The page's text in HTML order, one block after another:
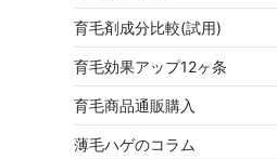
育毛剤成分比較(試用)
育毛効果アップ12ヶ条
育毛商品通販購入
薄毛ハゲのコラム